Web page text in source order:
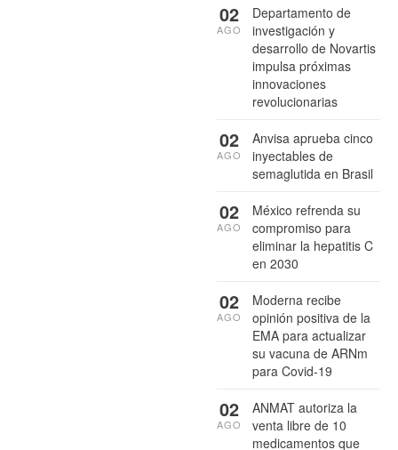
Departamento de
investigación y
desarrollo de Novartis
impulsa próximas
innovaciones
revolucionarias
02
AGO
Anvisa aprueba cinco
inyectables de
semaglutida en Brasil
02
AGO
México refrenda su
compromiso para
eliminar la hepatitis C
en 2030
02
AGO
Moderna recibe
opinión positiva de la
EMA para actualizar
su vacuna de ARNm
para Covid-19
02
AGO
ANMAT autoriza la
venta libre de 10
medicamentos que
02
AGO